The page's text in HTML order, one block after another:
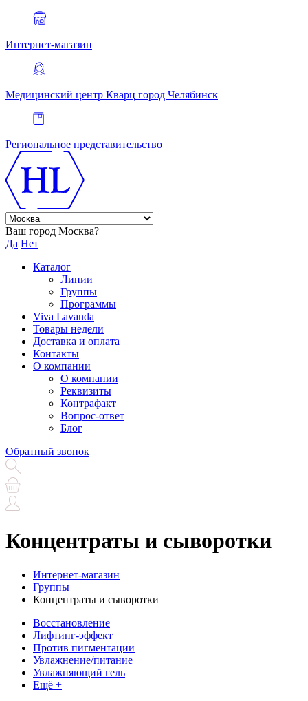
Интернет-магазин
Медицинский центр Кварц город Челябинск
Региональное представительство
Ваш город Москва?
Да Нет
Каталог
Линии
Группы
Программы
Viva Lavanda
Товары недели
Доставка и оплата
Контакты
О компании
О компании
Реквизиты
Контрафакт
Вопрос-ответ
Блог
Обратный звонок
Концентраты и сыворотки
Интернет-магазин
Группы
Концентраты и сыворотки
Восстановление
Лифтинг-эффект
Против пигментации
Увлажнение/питание
Увлажняющий гель
Ещё +